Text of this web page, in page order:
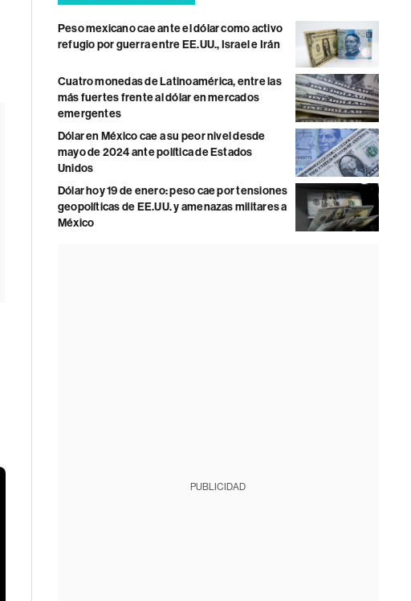
Peso mexicano cae ante el dólar como activo
refugio por guerra entre EE.UU., Israel e Irán
Cuatro monedas de Latinoamérica, entre las
más fuertes frente al dólar en mercados
emergentes
Dólar en México cae a su peor nivel desde
mayo de 2024 ante política de Estados
Unidos
Dólar hoy 19 de enero: peso cae por tensiones
geopolíticas de EE.UU. y amenazas militares a
México
PUBLICIDAD